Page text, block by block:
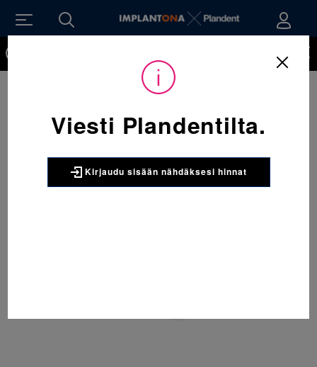
Viesti Plandentilta.
Kirjaudu sisään nähdäksesi hinnat